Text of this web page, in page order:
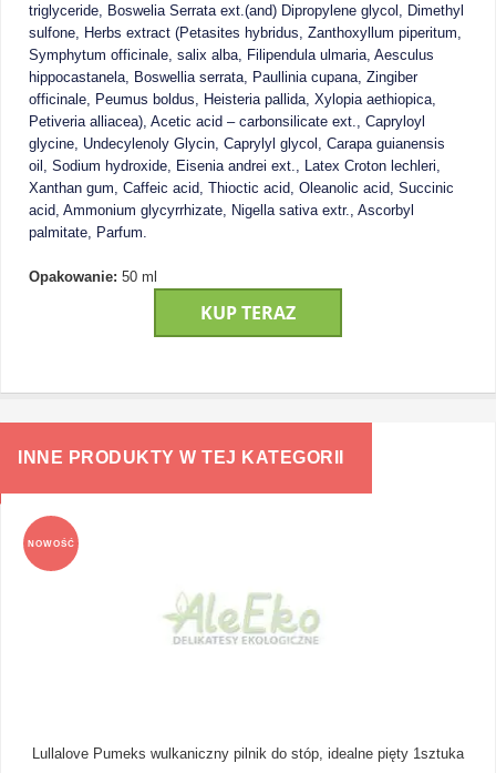
triglyceride, Boswelia Serrata ext.(and) Dipropylene glycol, Dimethyl
sulfone, Herbs extract (Petasites hybridus, Zanthoxyllum piperitum,
Symphytum officinale, salix alba, Filipendula ulmaria, Aesculus
hippocastanela, Boswellia serrata, Paullinia cupana, Zingiber
officinale, Peumus boldus, Heisteria pallida, Xylopia aethiopica,
Petiveria alliacea), Acetic acid – carbonsilicate ext., Capryloyl
glycine, Undecylenoly Glycin, Caprylyl glycol, Carapa guianensis
oil, Sodium hydroxide, Eisenia andrei ext., Latex Croton lechleri,
Xanthan gum, Caffeic acid, Thioctic acid, Oleanolic acid, Succinic
acid, Ammonium glycyrrhizate, Nigella sativa extr., Ascorbyl
palmitate, Parfum.
Opakowanie: 50 ml
KUP TERAZ
INNE PRODUKTY W TEJ KATEGORII
NOWOŚĆ
Lullalove Pumeks wulkaniczny pilnik do stóp, idealne pięty 1sztuka